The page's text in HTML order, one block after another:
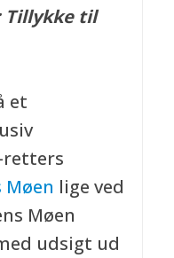
Tillykke til
et
retters
Møen lige ved
Møen
udsigt ud